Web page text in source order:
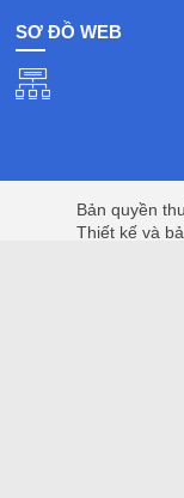
SƠ ĐỒ WEB
Bản quyền
Thiết kế và